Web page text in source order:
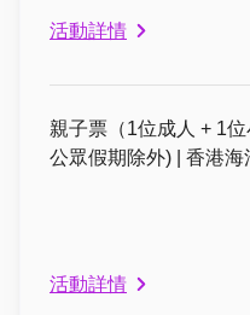
活動詳情
親子票（1位成人 + 1
公眾假期除外) | 香港海
活動詳情